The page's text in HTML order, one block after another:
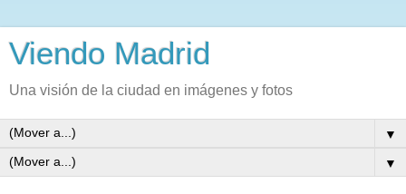
Viendo Madrid
Una visión de la ciudad en imágenes y fotos
▼
▼